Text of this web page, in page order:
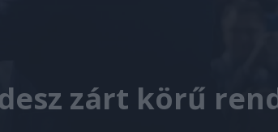
zárt körű